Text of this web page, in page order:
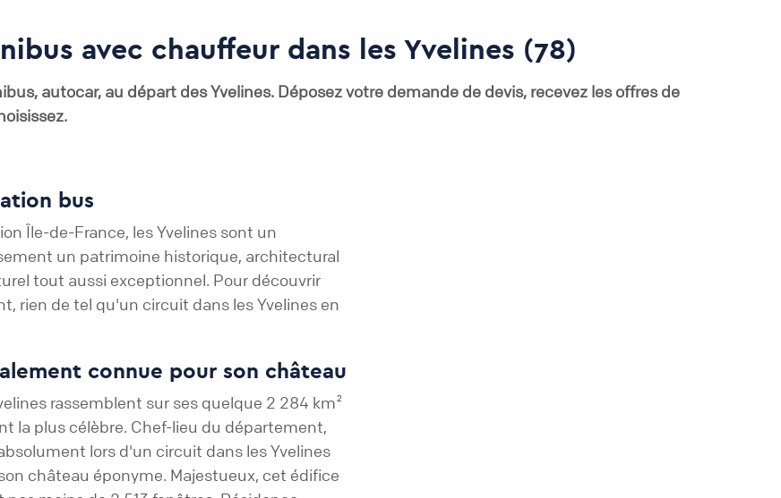
avec chauffeur dans les Yvelines (78)
autocar, au départ des Yvelines. Déposez votre demande de devis, recevez les offres de
bus
Île-de-France, les Yvelines sont un
un patrimoine historique, architectural
tout aussi exceptionnel. Pour découvrir
rien de tel qu'un circuit dans les Yvelines en
connue pour son château
rassemblent sur ses quelque 2 284 km²
la plus célèbre. Chef-lieu du département,
lors d'un circuit dans les Yvelines
château éponyme. Majestueux, cet édifice